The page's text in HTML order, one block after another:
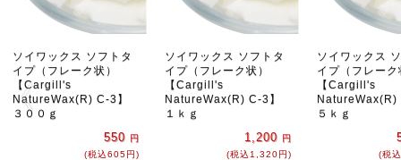
ソイワックス ソフトタ
イプ（フレーク状）
【Cargill's
NatureWax(R) C-3】
３００ｇ
550 円
(税込605円)
ソイワックス ソフトタ
イプ（フレーク状）
【Cargill's
NatureWax(R) C-3】
１ｋｇ
1,200 円
(税込1,320円)
ソイワックス
イプ（フレーク
【Cargill's
NatureWax(R)
５ｋｇ
(税